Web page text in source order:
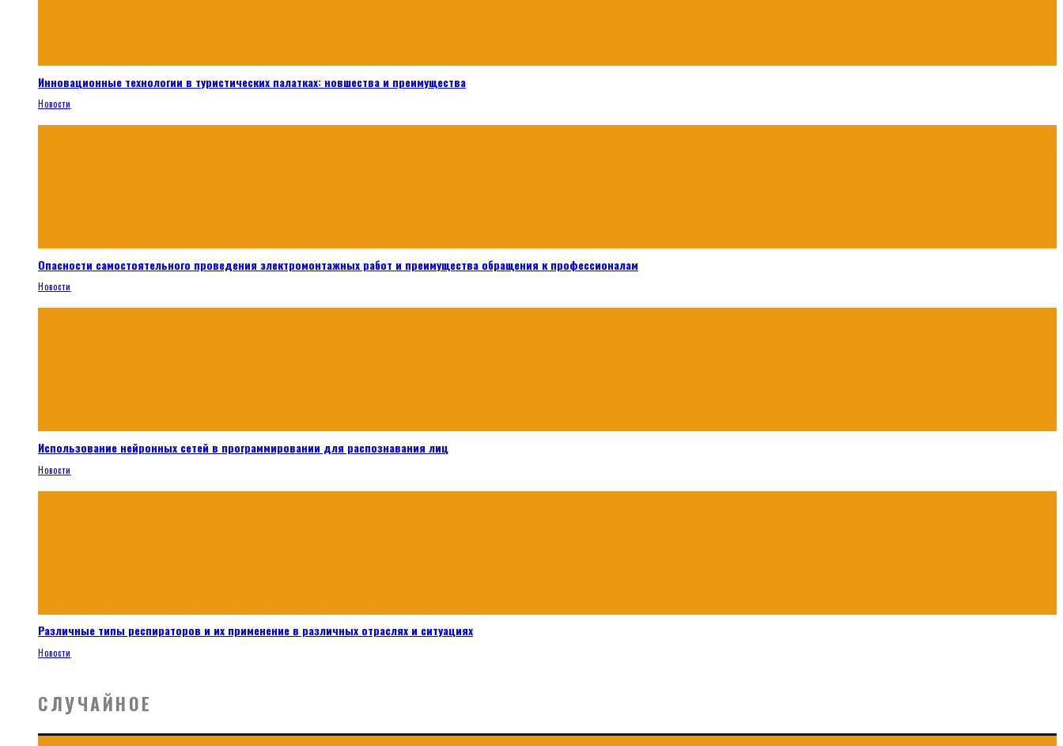
Инновационные технологии в туристических палатках: новшества и преимущества
Новости
Опасности самостоятельного проведения электромонтажных работ и преимущества обращения к профессионалам
Новости
Использование нейронных сетей в программировании для распознавания лиц
Новости
Различные типы респираторов и их применение в различных отраслях и ситуациях
Новости
СЛУЧАЙНОЕ